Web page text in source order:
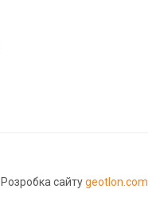
Розробка сайтуgeotlon.com